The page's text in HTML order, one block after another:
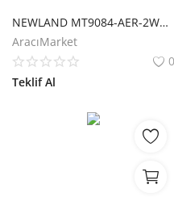
NEWLAND MT9084-AER-2WE-DO 2D KAREKOD ANDROID 10 WIFI+BLUETOOTH 4G 5" KORUYUCU KILIF DOKUNMATİK EKRAN EL TERMİNALİ
AracıMarket
0
Teklif Al